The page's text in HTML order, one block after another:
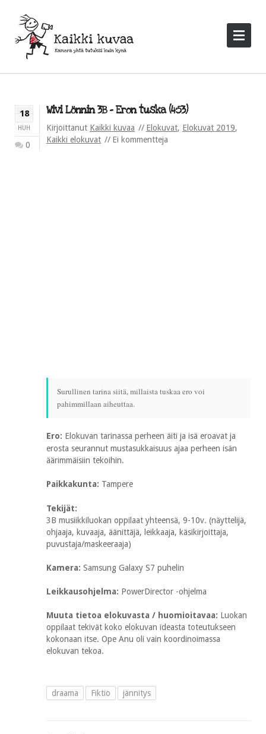
18
HUH
0
Wivi Lönnin 3B – Eron tuska (4:53)
Kirjoittanut Kaikki kuvaa Elokuvat, Elokuvat 2019,
Kaikki elokuvat
Ei kommentteja
Surullinen tarina siitä, millaista tuskaa ero voi
pahimmillaan aiheuttaa.
Ero: Elokuvan tarinassa perheen äiti ja isä eroavat ja
erosta seurannut mustasukkaisuus ajaa perheen isän
äärimmäisiin tekoihin.
Paikkakunta: Tampere
Tekijät:
3B musiikkiluokan oppilaat yhteensä, 9-10v. (näyttelijä,
ohjaaja, kuvaaja, äänittäjä, leikkaaja, käsikirjoittaja,
puvustaja/maskeeraaja)
Kamera: Samsung Galaxy S7 puhelin
Leikkausohjelma: PowerDirector -ohjelma
Muuta tietoa elokuvasta / huomioitavaa: Luokan
oppilaat tekivät koko elokuvan ideasta toteutukseen
kokonaan itse. Ope Anu oli vain koordinoimassa
elokuvan tekoa.
draama Fiktio jännitys